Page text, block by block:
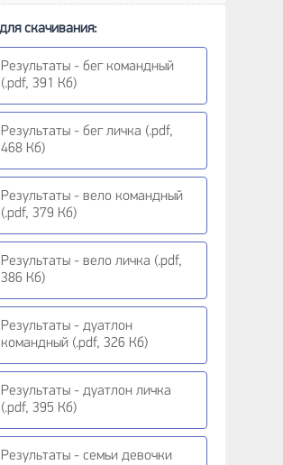
Результаты - бег командный
(.pdf, 391 Кб)
Результаты - бег личка (.pdf,
468 Кб)
Результаты - вело командный
(.pdf, 379 Кб)
Результаты - вело личка (.pdf,
386 Кб)
Результаты - дуатлон
командный (.pdf, 326 Кб)
Результаты - дуатлон личка
(.pdf, 395 Кб)
Результаты - семьи девочки